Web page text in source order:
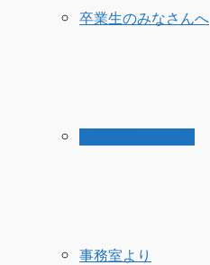
卒業生のみなさんへ
事務室より